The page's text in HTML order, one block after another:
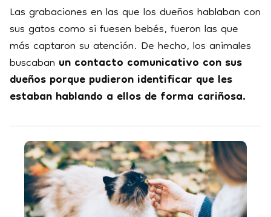
Las grabaciones en las que los dueños hablaban con
sus gatos como si fuesen bebés, fueron las que
más captaron su atención. De hecho, los animales
buscabanun contacto comunicativo con sus
dueños porque pudieron identificar que les
estaban hablando a ellos de forma cariñosa.